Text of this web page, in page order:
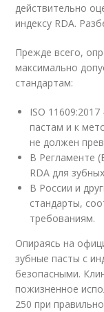
действительно
индексу RDA.
Прежде всего,
максимально
стандартам:
ISO
пастам и к
не должен
В Регламенте
RDA для
В России и
стандарты,
требованиям.
Опираясь на
зубные пасты с
безопасными.
пожизненное
250 при